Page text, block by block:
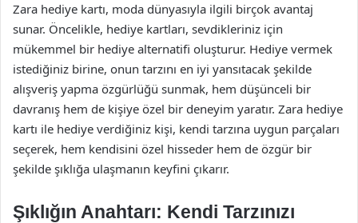
Zara hediye kartı, moda dünyasıyla ilgili birçok avantaj
sunar. Öncelikle, hediye kartları, sevdikleriniz için
mükemmel bir hediye alternatifi oluşturur. Hediye vermek
istediğiniz birine, onun tarzını en iyi yansıtacak şekilde
alışveriş yapma özgürlüğü sunmak, hem düşünceli bir
davranış hem de kişiye özel bir deneyim yaratır. Zara hediye
kartı ile hediye verdiğiniz kişi, kendi tarzına uygun parçaları
seçerek, hem kendisini özel hisseder hem de özgür bir
şekilde şıklığa ulaşmanın keyfini çıkarır.
Şıklığın Anahtarı: Kendi Tarzınızı